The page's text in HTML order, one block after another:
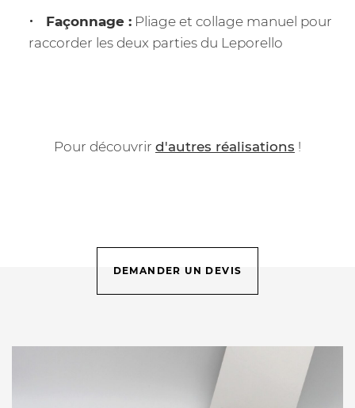
Façonnage : Pliage et collage manuel pour
raccorder les deux parties du Leporello
Pour découvrir d'autres réalisations !
DEMANDER UN DEVIS